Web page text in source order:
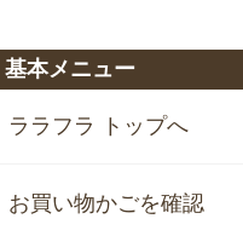
基本メニュー
ララフラ トップへ
お買い物かごを確認